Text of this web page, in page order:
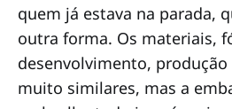
quem já estava na parada,
outra forma. Os materiais,
desenvolvimento,
muito similares, mas a